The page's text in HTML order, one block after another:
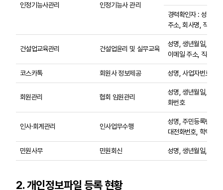
인정기능사관리 인정기능사 관리
경력확인자 : 성명,
주소, 회사명, 직책
건설업교육관리 건설업윤리 및 실무교육
성명, 생년월일, 전화
이메일 주소, 직위
코스카톡 회원사 정보제공 성명, 사업자번호, 휴
회원관리 협회 임원관리
성명, 생년월일, 주소
화번호
인사·회계관리 인사업무수행
성명, 주민등록번호,
대전화번호, 학력사
민원사무 민원회신 성명, 생년월일, 주소
2. 개인정보파일 등록 현황